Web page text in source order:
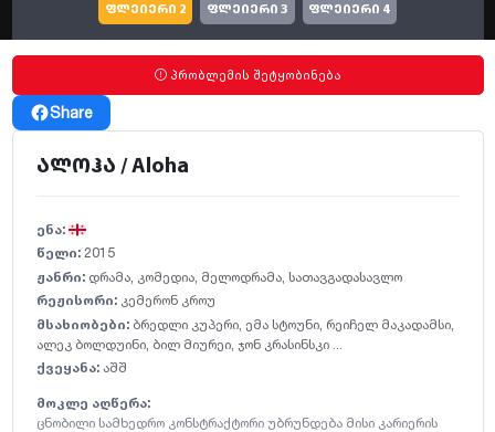
ფლეიერი 2 ფლეიერი 3 ფლეიერი 4
პრობლემის შეტყობინება
Share
ალოჰა / Aloha
ენა:
წელი: 2015
ჟანრი: დრამა, კომედია, მელოდრამა, სათავგადასავლო
რეჟისორი: კემერონ კროუ
მსახიობები: ბრედლი კუპერი, ემა სტოუნი, რეიჩელ მაკადამსი,
ალეკ ბოლდუინი, ბილ მიურეი, ჯონ კრასინსკი ...
ქვეყანა: აშშ
მოკლე აღწერა:
ცნობილი სამხედრო კონსტრაქტორი უბრუნდება მისი კარიერის